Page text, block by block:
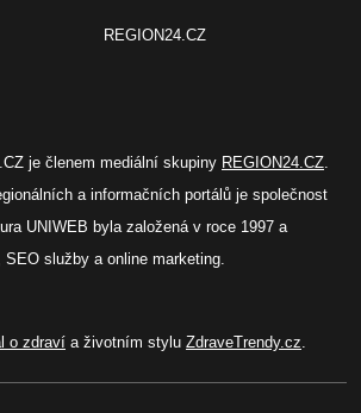
REGION24.CZ
je členem mediální skupiny REGION24.CZ.
a informačních portálů je společnost
UNIWEB byla založená v roce 1997 a
služby a online marketing.
o zdraví a životním stylu ZdraveTrendy.cz.